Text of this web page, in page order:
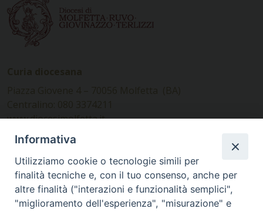
www.diocesimolfetta.it –
diocesimolfetta@pec.chiesacattolica.it
Ufficio Comunicazioni sociali
Piazza Giovene 4 – 70056 Molfetta (BA)
comunicazionisociali@diocesimolfetta.it
Informativa
Utilizziamo cookie o tecnologie simili per
finalità tecniche e, con il tuo consenso, anche per
altre finalità ("interazioni e funzionalità semplici",
"miglioramento dell'esperienza", "misurazione" e